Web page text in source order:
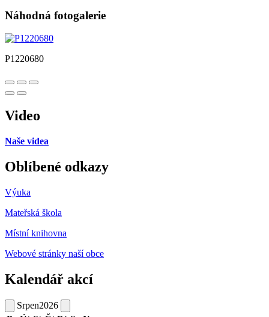
Náhodná fotogalerie
P1220680
Video
Naše videa
Oblíbené odkazy
Výuka
Mateřská škola
Místní knihovna
Webové stránky naší obce
Kalendář akcí
Srpen2026